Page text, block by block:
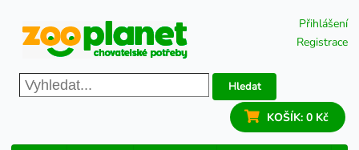
Přihlášení
Registrace
Hledat
KOŠÍK: 0 Kč